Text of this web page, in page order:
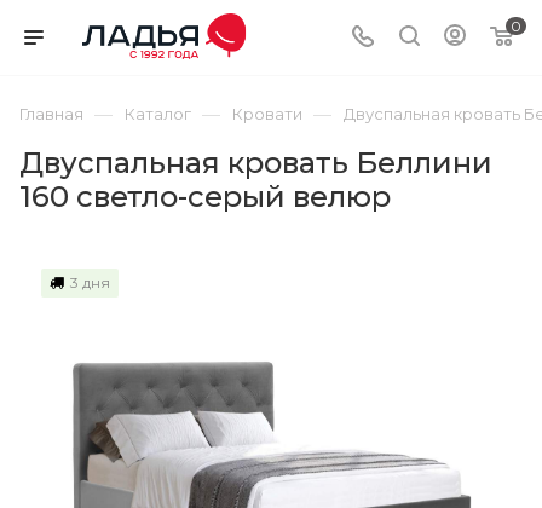
0
Главная — Каталог — Кровати — Двуспальная кровать
Двуспальная кровать Беллини
160 светло-серый велюр
3 дня